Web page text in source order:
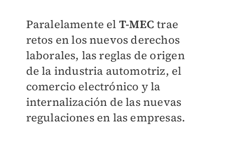
Paralelamente el T-MEC trae
retos en los nuevos derechos
laborales, las reglas de origen
de la industria automotriz, el
comercio electrónico y la
internalización de las nuevas
regulaciones en las empresas.